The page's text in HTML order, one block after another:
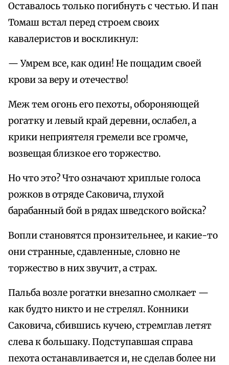
Оставалось только погибнуть с честью. И пан
Томаш встал перед строем своих
кавалеристов и воскликнул:
— Умрем все, как один! Не пощадим своей
крови за веру и отечество!
Меж тем огонь его пехоты, обороняющей
рогатку и левый край деревни, ослабел, а
крики неприятеля гремели все громче,
возвещая близкое его торжество.
Но что это? Что означают хриплые голоса
рожков в отряде Саковича, глухой
барабанный бой в рядах шведского войска?
Вопли становятся пронзительнее, и какие-то
они странные, сдавленные, словно не
торжество в них звучит, а страх.
Пальба возле рогатки внезапно смолкает —
как будто никто и не стрелял. Конники
Саковича, сбившись кучею, стремглав летят
слева к большаку. Подступавшая справа
пехота останавливается и, не сделав более ни